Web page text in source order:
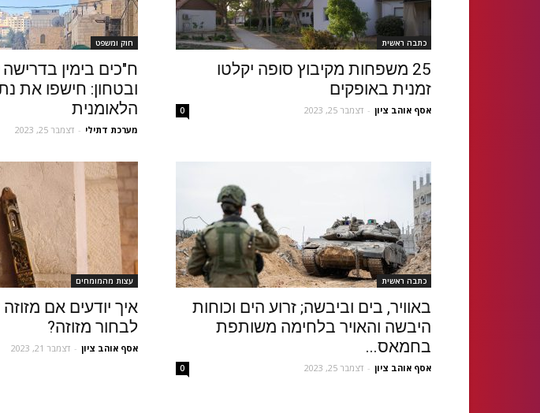
כתבה ראשית
25 משפחות מקיבוץ סופה יקלטו
זמנית באופקים
אסף אוהב ציון - דצמבר 25, 2023 0
חוק ומשפט
ח"כים בימין
ובטחון: חישפו את
הלאומנית
מערכת דתילי - דצמבר 25, 2023
כתבה ראשית
באוויר, בים וביבשה; זרוע הים וכוחות
היבשה והאויר בלחימה משותפת
בחמאס...
אסף אוהב ציון - דצמבר 25, 2023 0
עצות מהמומחים
איך יודעים אם
לבחור מזוזה?
אסף אוהב ציון - דצמבר 21, 2023